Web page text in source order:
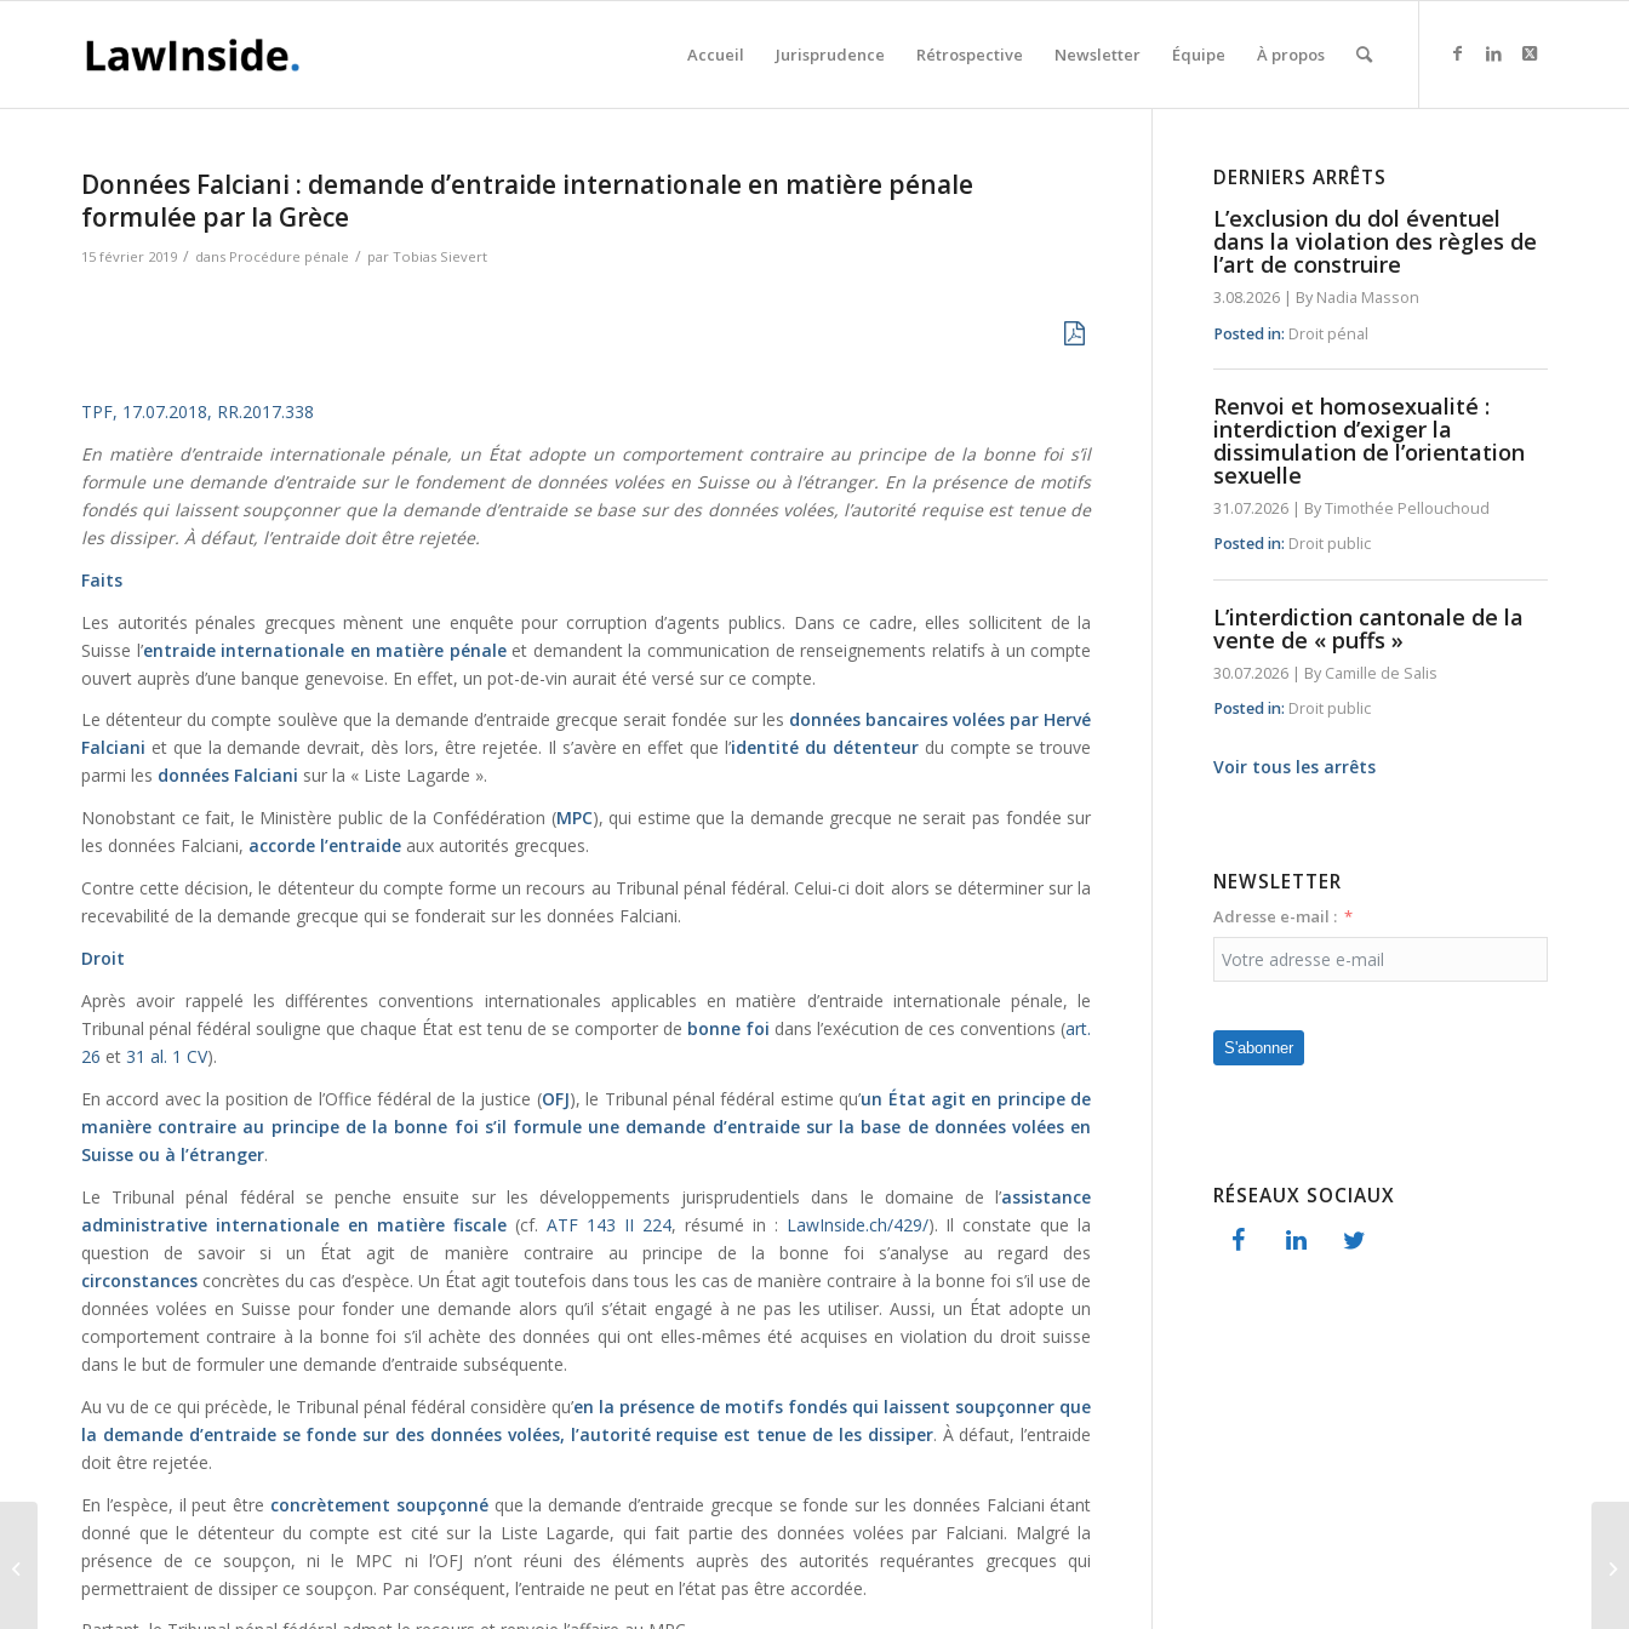
Accueil Jurisprudence Rétrospective Newsletter Équipe À propos
Données Falciani : demande d’entraide internationale en matière pénale
formulée par la Grèce
15 février 2019 / dans Procédure pénale / par Tobias Sievert
TPF, 17.07.2018, RR.2017.338
En matière d’entraide internationale pénale, un État adopte un comportement contraire au principe de la bonne foi s’il
formule une demande d’entraide sur le fondement de données volées en Suisse ou à l’étranger. En la présence de motifs
fondés qui laissent soupçonner que la demande d’entraide se base sur des données volées, l’autorité requise est tenue de
les dissiper. À défaut, l’entraide doit être rejetée.
Faits
Les autorités pénales grecques mènent une enquête pour corruption d’agents publics. Dans ce cadre, elles sollicitent de la
Suisse l’entraide internationale en matière pénale et demandent la communication de renseignements relatifs à un compte
ouvert auprès d’une banque genevoise. En effet, un pot-de-vin aurait été versé sur ce compte.
Le détenteur du compte soulève que la demande d’entraide grecque serait fondée sur les données bancaires volées par Hervé
Falciani et que la demande devrait, dès lors, être rejetée. Il s’avère en effet que l’identité du détenteurdu compte se trouve
parmi les données Falciani sur la « Liste Lagarde ».
Nonobstant ce fait, le Ministère public de la Confédération (MPC), qui estime que la demande grecque ne serait pas fondée sur
les données Falciani, accorde l’entraide aux autorités grecques.
Contre cette décision, le détenteur du compte forme un recours au Tribunal pénal fédéral. Celui-ci doit alors se déterminer sur la
recevabilité de la demande grecque qui se fonderait sur les données Falciani.
Droit
Après avoir rappelé les différentes conventions internationales applicables en matière d’entraide internationale pénale, le
Tribunal pénal fédéral souligne que chaque État est tenu de se comporter de bonne foi dans l’exécution de ces conventions (art.
26 et 31 al. 1 CV).
En accord avec la position de l’Office fédéral de la justice (OFJ), le Tribunal pénal fédéral estime qu’un État agit en principe de
manière contraire au principe de la bonne foi s’il formule une demande d’entraide sur la base de données volées en
Suisse ou à l’étranger.
Le Tribunal pénal fédéral se penche ensuite sur les développements jurisprudentiels dans le domaine de l’assistance
administrative internationale en matière fiscale(cf. ATF 143 II 224, résumé in : LawInside.ch/429/). Il constate que la
question de savoir si un État agit de manière contraire au principe de la bonne foi s’analyse au regard des
circonstances concrètes du cas d’espèce. Un État agit toutefois dans tous les cas de manière contraire à la bonne foi s’il use de
données volées en Suisse pour fonder une demande alors qu’il s’était engagé à ne pas les utiliser. Aussi, un État adopte un
comportement contraire à la bonne foi s’il achète des données qui ont elles-mêmes été acquises en violation du droit suisse
dans le but de formuler une demande d’entraide subséquente.
Au vu de ce qui précède, le Tribunal pénal fédéral considère qu’en la présence de motifs fondés qui laissent soupçonner que
la demande d’entraide se fonde sur des données volées, l’autorité requise est tenue de les dissiper. À défaut, l’entraide
doit être rejetée.
En l’espèce, il peut être concrètement soupçonnéque la demande d’entraide grecque se fonde sur les données Falciani étant
donné que le détenteur du compte est cité sur la Liste Lagarde, qui fait partie des données volées par Falciani. Malgré la
présence de ce soupçon, ni le MPC ni l’OFJ n’ont réuni des éléments auprès des autorités requérantes grecques qui
permettraient de dissiper ce soupçon. Par conséquent, l’entraide ne peut en l’état pas être accordée.
DERNIERS ARRÊTS
L’exclusion du dol éventuel
dans la violation des règles de
l’art de construire
3.08.2026 | By Nadia Masson
Posted in: Droit pénal
Renvoi et homosexualité :
interdiction d’exiger la
dissimulation de l’orientation
sexuelle
31.07.2026 | ByTimothée Pellouchoud
Posted in: Droit public
L’interdiction cantonale de la
vente de « puffs »
30.07.2026 | By Camille de Salis
Posted in: Droit public
Voir tous les arrêts
NEWSLETTER
Adresse e-mail :
S'abonner
RÉSEAUX SOCIAUX
Srebrenica: un cas
d’application de la
jurisprudence